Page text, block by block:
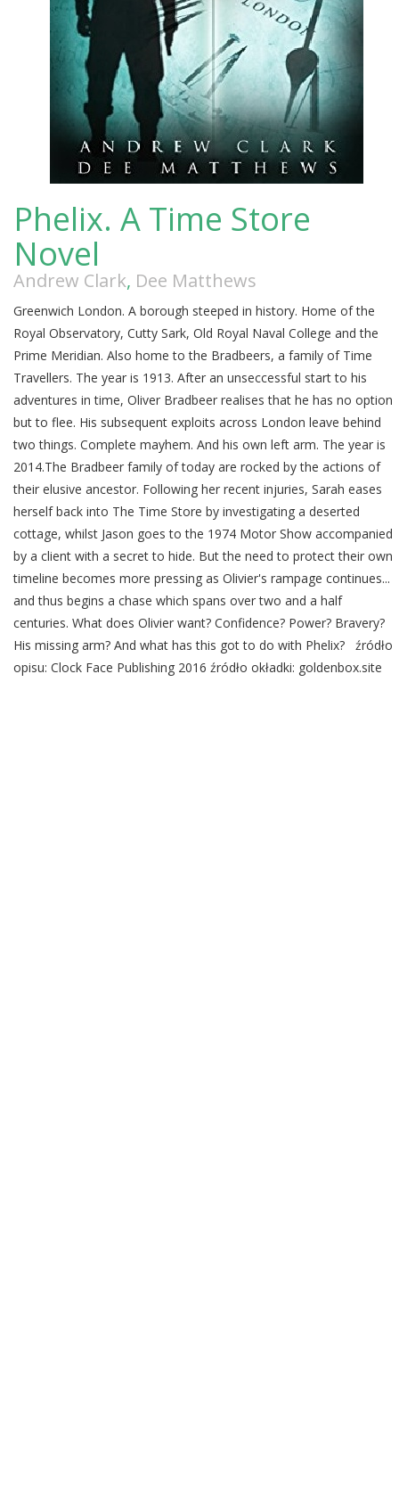
Phelix. A Time Store
Novel
Andrew Clark, Dee Matthews
Greenwich London. A borough steeped in history. Home of the
Royal Observatory, Cutty Sark, Old Royal Naval College and the
Prime Meridian. Also home to the Bradbeers, a family of Time
Travellers. The year is 1913. After an unseccessful start to his
adventures in time, Oliver Bradbeer realises that he has no option
but to flee. His subsequent exploits across London leave behind
two things. Complete mayhem. And his own left arm. The year is
2014.The Bradbeer family of today are rocked by the actions of
their elusive ancestor. Following her recent injuries, Sarah eases
herself back into The Time Store by investigating a deserted
cottage, whilst Jason goes to the 1974 Motor Show accompanied
by a client with a secret to hide. But the need to protect their own
timeline becomes more pressing as Olivier's rampage continues...
and thus begins a chase which spans over two and a half
centuries. What does Olivier want? Confidence? Power? Bravery?
His missing arm? And what has this got to do with Phelix? źródło
opisu: Clock Face Publishing 2016 źródło okładki: goldenbox.site